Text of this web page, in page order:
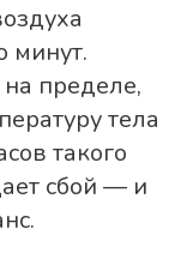
минут.
пределе,
тела
такого
сбой — и